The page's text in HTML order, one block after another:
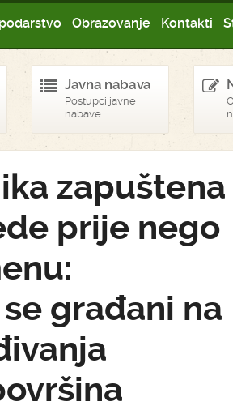
Obrazovanje Kontakti
Javna nabava
Postupci javne
nabave
zapuštena
prije nego
građani na